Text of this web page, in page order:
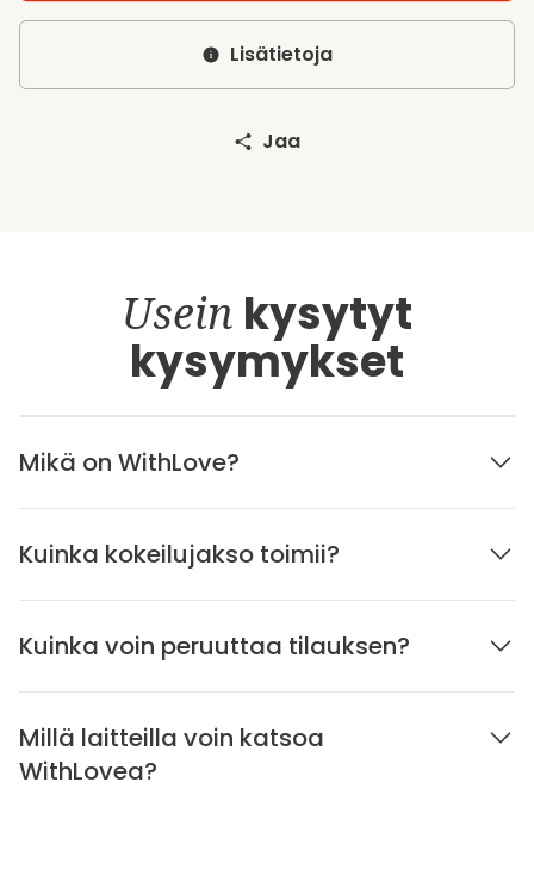
Lisätietoja
Jaa
Usein kysytyt
kysymykset
Mikä on WithLove?
Kuinka kokeilujakso toimii?
Kuinka voin peruuttaa tilauksen?
Millä laitteilla voin katsoa
WithLovea?